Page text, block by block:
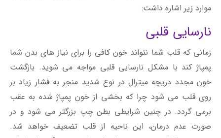
موارد زیر اشاره داشت:
نارسایی قلبی
زمانی که قلب شما نتواند خون کافی را برای نیاز های بدن شما
پمپاژ کند با مشکل نارسایی قلبی مواجه می شوید. بازگشت
خون مجدد دریچه میترال در نوع شدید منجر به فشار زیاد بر
روی قلب می شود چرا که بخشی از خون پمپاژ شده به عقب
برمی گردد. در چنین شرایطی بطن چپ بزرگتر می شود و در
صورت عدم درمان، این ناحیه از قلب تضعیف خواهد شد.